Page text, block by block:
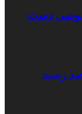
دست